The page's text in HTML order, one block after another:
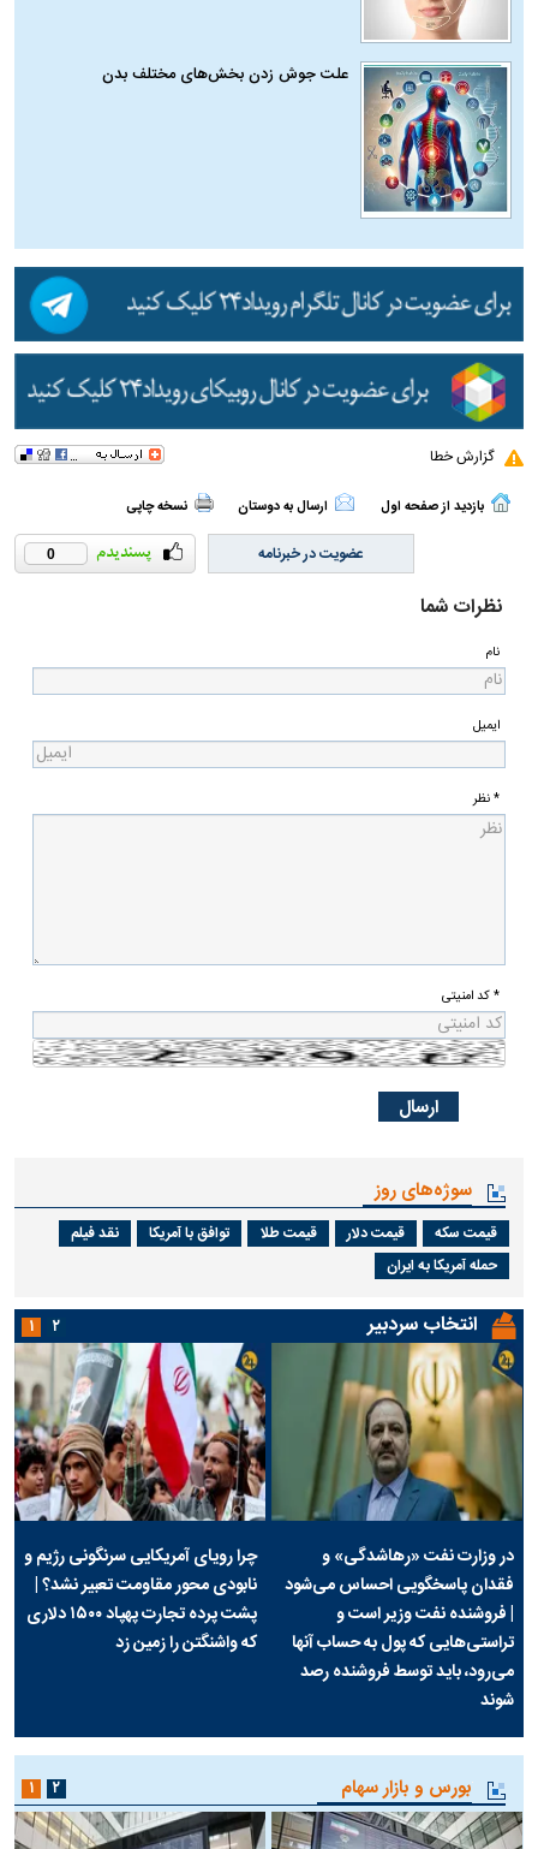
علت جوش زدن بخش‌های مختلف بدن
گزارش خطا
بازدید از صفحه اول ارسال به دوستان نسخه چاپی
0 عضویت در خبرنامه
نظرات شما
نام
ایمیل
* نظر
* کد امنیتی
سوژه‌های روز
قیمت سکه قیمت دلار قیمت طلا توافق با آمریکا
نقد فیلم
حمله آمریکا به ایران
انتخاب سردبیر
در وزارت نفت «رهاشدگی» و
فقدان پاسخگویی احساس می‌شود
| فروشنده نفت وزیر است و
تراستی‌هایی که پول به حساب آنها
می‌رود، باید توسط فروشنده رصد
شوند
چرا رویای آمریکایی سرنگونی رژیم و
نابودی محور مقاومت تعبیر نشد؟ |
پشت پرده تجارت پهپاد‌ ۱۵۰۰ دلاری
که واشنگتن را زمین زد
۱ ۲
بورس و بازار سهام ۱ ۲